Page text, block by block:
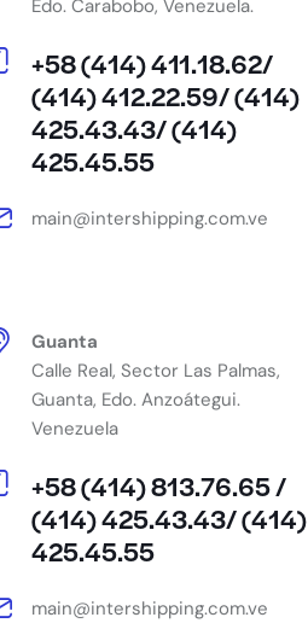
Edo. Carabobo, Venezuela.
+58 (414) 411.18.62/
(414) 412.22.59/ (414)
425.43.43/ (414)
425.45.55
main@intershipping.com.ve
Guanta
Calle Real, Sector Las Palmas,
Guanta, Edo. Anzoátegui.
Venezuela
+58 (414) 813.76.65 /
(414) 425.43.43/ (414)
425.45.55
main@intershipping.com.ve